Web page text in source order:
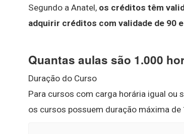
Segundo a Anatel, os créditos têm
adquirir créditos com validade de 90
Quantas aulas são 1.000
Duração do Curso
Para cursos com carga horária igual ou
os cursos possuem duração máxima de